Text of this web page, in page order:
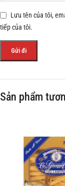
Lưu tên của tôi,
tiếp của tôi.
Sản phẩm